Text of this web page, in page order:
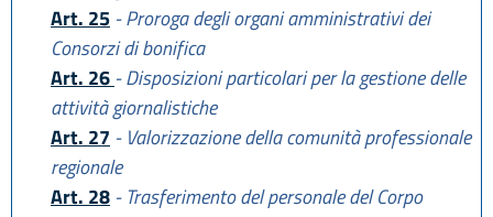
Art. 25 - Proroga degli organi amministrativi dei
Consorzi di bonifica
Art. 26 - Disposizioni particolari per la gestione delle
attività giornalistiche
Art. 27 - Valorizzazione della comunità professionale
regionale
Art. 28 - Trasferimento del personale del Corpo